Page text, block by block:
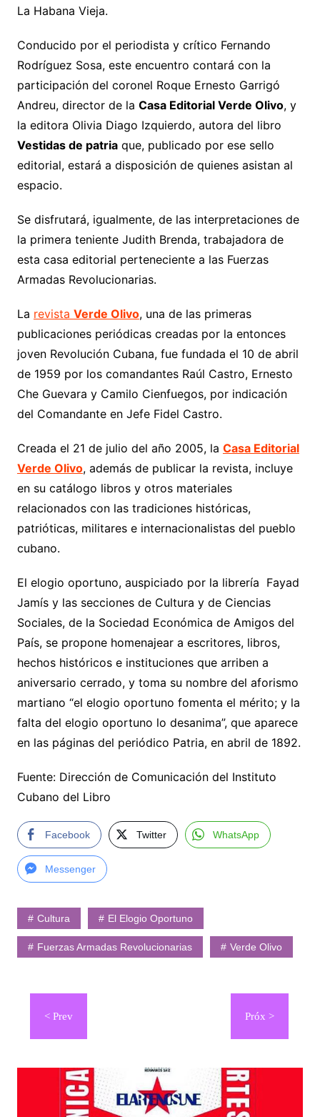
La Habana Vieja.
Conducido por el periodista y crítico Fernando
Rodríguez Sosa, este encuentro contará con la
participación del coronel Roque Ernesto Garrigó
Andreu, director de la Casa Editorial Verde Olivo, y
la editora Olivia Diago Izquierdo, autora del libro
Vestidas de patriaque, publicado por ese sello
editorial, estará a disposición de quienes asistan al
espacio.
Se disfrutará, igualmente, de las interpretaciones de
la primera teniente Judith Brenda, trabajadora de
esta casa editorial perteneciente a las Fuerzas
Armadas Revolucionarias.
La revista Verde Olivo, una de las primeras
publicaciones periódicas creadas por la entonces
joven Revolución Cubana, fue fundada el 10 de abril
de 1959 por los comandantes Raúl Castro, Ernesto
Che Guevara y Camilo Cienfuegos, por indicación
del Comandante en Jefe Fidel Castro.
Creada el 21 de julio del año 2005, la Casa Editorial
Verde Olivo, además de publicar la revista, incluye
en su catálogo libros y otros materiales
relacionados con las tradiciones históricas,
patrióticas, militares e internacionalistas del pueblo
cubano.
El elogio oportuno, auspiciado por la librería Fayad
Jamís y las secciones de Cultura y de Ciencias
Sociales, de la Sociedad Económica de Amigos del
País, se propone homenajear a escritores, libros,
hechos históricos e instituciones que arriben a
aniversario cerrado, y toma su nombre del aforismo
martiano “el elogio oportuno fomenta el mérito; y la
falta del elogio oportuno lo desanima”, que aparece
en las páginas del periódico Patria, en abril de 1892.
Fuente: Dirección de Comunicación del Instituto
Cubano del Libro
Facebook Twitter WhatsApp
Messenger
Cultura El Elogio Oportuno
Fuerzas Armadas Revolucionarias Verde Olivo
Navegación
entradas